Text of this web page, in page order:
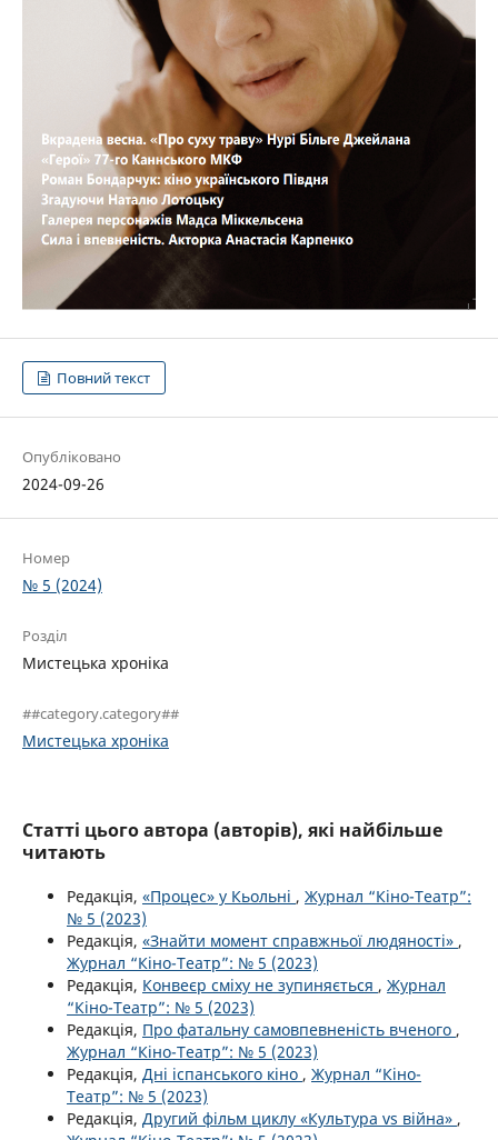
Повний текст
Опубліковано
2024-09-26
Номер
№ 5 (2024)
Розділ
Мистецька хроніка
##category.category##
Мистецька хроніка
Статті цього автора (авторів), які найбільше
читають
Редакція, «Процес» у Кьольні , Журнал “Кіно-Театр”:
№ 5 (2023)
Редакція, «Знайти момент справжньої людяності» ,
Журнал “Кіно-Театр”: № 5 (2023)
Редакція, Конвеєр сміху не зупиняється , Журнал
“Кіно-Театр”: № 5 (2023)
Редакція, Про фатальну самовпевненість вченого ,
Журнал “Кіно-Театр”: № 5 (2023)
Редакція, Дні іспанського кіно , Журнал “Кіно-
Театр”: № 5 (2023)
Редакція, Другий фільм циклу «Культура vs війна» ,